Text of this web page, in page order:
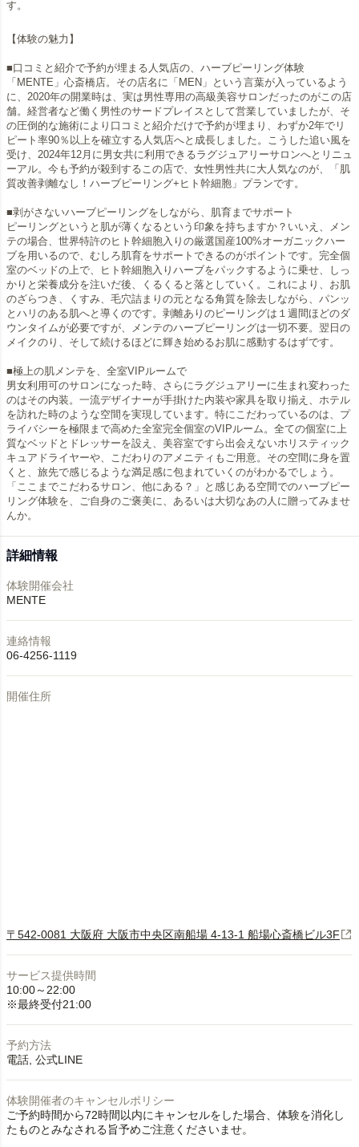
す。
【体験の魅力】
■口コミと紹介で予約が埋まる人気店の、ハーブピーリング体験
「MENTE」心斎橋店。その店名に「MEN」という言葉が入っているよう
に、2020年の開業時は、実は男性専用の高級美容サロンだったのがこの店
舗。経営者など働く男性のサードプレイスとして営業していましたが、そ
の圧倒的な施術により口コミと紹介だけで予約が埋まり、わずか2年でリ
ピート率90％以上を確立する人気店へと成長しました。こうした追い風を
受け、2024年12月に男女共に利用できるラグジュアリーサロンへとリニュ
ーアル。今も予約が殺到するこの店で、女性男性共に大人気なのが、「肌
質改善剥離なし！ハーブピーリング+ヒト幹細胞」プランです。
■剥がさないハーブピーリングをしながら、肌育までサポート
ピーリングというと肌が薄くなるという印象を持ちますか？いいえ、メン
テの場合、世界特許のヒト幹細胞入りの厳選国産100%オーガニックハー
ブを用いるので、むしろ肌育をサポートできるのがポイントです。完全個
室のベッドの上で、ヒト幹細胞入りハーブをパックするように乗せ、しっ
かりと栄養成分を注いだ後、くるくると落としていく。これにより、お肌
のざらつき、くすみ、毛穴詰まりの元となる角質を除去しながら、パンッ
とハリのある肌へと導くのです。剥離ありのピーリングは１週間ほどのダ
ウンタイムが必要ですが、メンテのハーブピーリングは一切不要。翌日の
メイクのり、そして続けるほどに輝き始めるお肌に感動するはずです。
■極上の肌メンテを、全室VIPルームで
男女利用可のサロンになった時、さらにラグジュアリーに生まれ変わった
のはその内装。一流デザイナーが手掛けた内装や家具を取り揃え、ホテル
を訪れた時のような空間を実現しています。特にこだわっているのは、プ
ライバシーを極限まで高めた全室完全個室のVIPルーム。全ての個室に上
質なベッドとドレッサーを設え、美容室ですら出会えないホリスティック
キュアドライヤーや、こだわりのアメニティもご用意。その空間に身を置
くと、旅先で感じるような満足感に包まれていくのがわかるでしょう。
「ここまでこだわるサロン、他にある？」と感じある空間でのハーブピー
リング体験を、ご自身のご褒美に、あるいは大切なあの人に贈ってみませ
んか。
詳細情報
体験開催会社
MENTE
連絡情報
06-4256-1119
開催住所
〒542-0081 大阪府 大阪市中央区南船場 4-13-1 船場心斎橋ビル3F
サービス提供時間
10:00～22:00
※最終受付21:00
予約方法
電話 公式LINE
体験開催者のキャンセルポリシー
ご予約時間から72時間以内にキャンセルをした場合、体験を消化し
たものとみなされる旨予めご注意くださいませ。